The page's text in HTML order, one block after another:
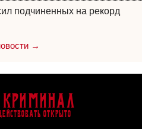
подчиненных на рекорд
→
Криминал
открыто